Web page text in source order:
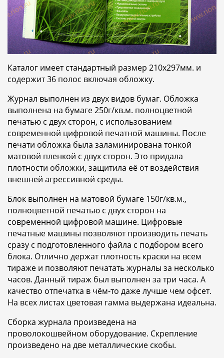
Каталог имеет стандартный размер 210х297мм. и
содержит 36 полос включая обложку.
Журнал выполнен из двух видов бумаг. Обложка
выполнена на бумаге 250г/кв.м. полноцветной
печатью с двух сторон, с использованием
современной цифровой печатной машины. После
печати обложка была заламинирована тонкой
матовой пленкой с двух сторон. Это придала
плотности обложки, защитила её от воздействия
внешней агрессивной среды.
Блок выполнен на матовой бумаге 150г/кв.м.,
полноцветной печатью с двух сторон на
современной цифровой машине. Цифровые
печатные машины позволяют производить печать
сразу с подготовленного файла с подбором всего
блока. Отлично держат плотность краски на всем
тираже и позволяют печатать журналы за несколько
часов. Данный тираж был выполнен за три часа. А
качество отпечатка в чём-то даже лучше чем офсет.
На всех листах цветовая гамма выдержана идеальна.
Сборка журнала произведена на
проволокошвейном оборудование. Скрепление
произведено на две металлические скобы.